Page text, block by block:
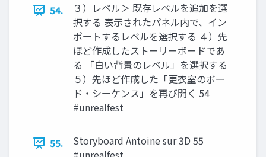
54.
３）レベル＞ 既存レベルを追加を選
択する 表示されたパネル内で、イン
ポートするレベルを選択する ４）先
ほど作成したストーリーボードであ
る 「白い背景のレベル」を選択する
５）先ほど作成した「更衣室のボー
ド・シーケンス」を再び開く 54
#unrealfest
55.
Storyboard Antoine sur 3D 55